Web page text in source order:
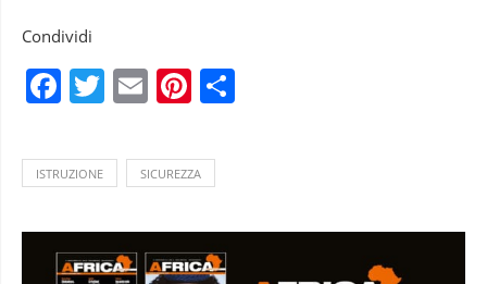
Condividi
Facebook
Twitter
EmailPinterest
ISTRUZIONE SICUREZZA